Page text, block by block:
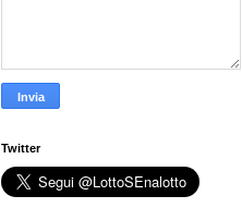
Twitter